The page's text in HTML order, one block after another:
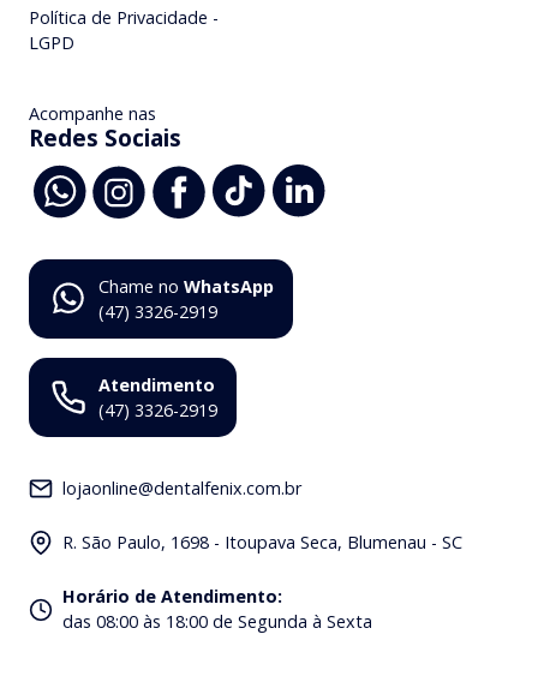
Política de Privacidade -
LGPD
Acompanhe nas
Redes Sociais
Chame no WhatsApp
(47) 3326-2919
Atendimento
(47) 3326-2919
lojaonline@dentalfenix.com.br
R. São Paulo, 1698 - Itoupava Seca, Blumenau - SC
Horário de Atendimento:
das 08:00 às 18:00 de Segunda à Sexta